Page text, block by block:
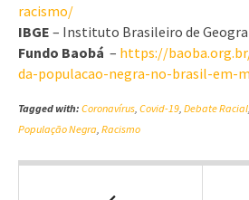
racismo/
IBGE – Instituto Brasileiro de
Fundo Baobá – https://
da-populacao-negra-no-brasil-em-
Tagged with: Coronavírus Covid-19 Debate Racial
População Negra Racismo